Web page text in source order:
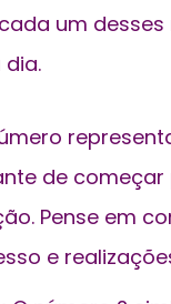
um
de começar
Pense em
e